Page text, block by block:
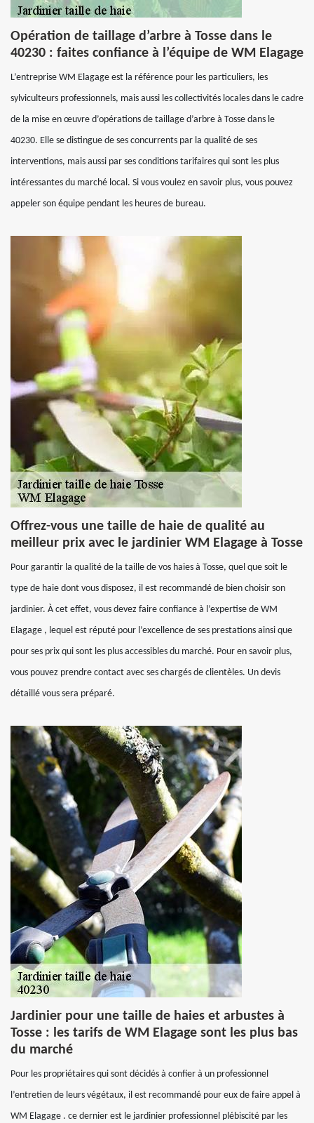
Opération de taillage d’arbre à Tosse dans le
40230 : faites confiance à l’équipe de WM Elagage
L’entreprise WM Elagage est la référence pour les particuliers, les
sylviculteurs professionnels, mais aussi les collectivités locales dans le cadre
de la mise en œuvre d’opérations de taillage d’arbre à Tosse dans le
40230. Elle se distingue de ses concurrents par la qualité de ses
interventions, mais aussi par ses conditions tarifaires qui sont les plus
intéressantes du marché local. Si vous voulez en savoir plus, vous pouvez
appeler son équipe pendant les heures de bureau.
Offrez-vous une taille de haie de qualité au
meilleur prix avec le jardinier WM Elagage à Tosse
Pour garantir la qualité de la taille de vos haies à Tosse, quel que soit le
type de haie dont vous disposez, il est recommandé de bien choisir son
jardinier. À cet effet, vous devez faire confiance à l’expertise de WM
Elagage , lequel est réputé pour l’excellence de ses prestations ainsi que
pour ses prix qui sont les plus accessibles du marché. Pour en savoir plus,
vous pouvez prendre contact avec ses chargés de clientèles. Un devis
détaillé vous sera préparé.
Jardinier pour une taille de haies et arbustes à
Tosse : les tarifs de WM Elagage sont les plus bas
du marché
Pour les propriétaires qui sont décidés à confier à un professionnel
l’entretien de leurs végétaux, il est recommandé pour eux de faire appel à
WM Elagage . ce dernier est le jardinier professionnel plébiscité par les